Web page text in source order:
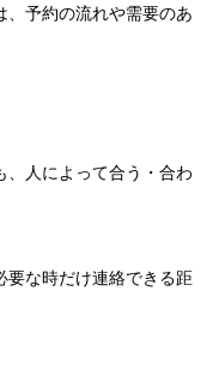
予約の流れや需要のあ
、人によって合う・合わ
要な時だけ連絡できる距